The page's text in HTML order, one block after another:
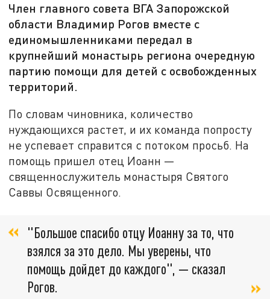
Член главного совета ВГА Запорожской
области Владимир Рогов вместе с
единомышленниками передал в
крупнейший монастырь региона очередную
партию помощи для детей с освобожденных
территорий.
По словам чиновника, количество
нуждающихся растет, и их команда попросту
не успевает справится с потоком просьб. На
помощь пришел отец Иоанн —
священнослужитель монастыря Святого
Саввы Освященного.
"Большое спасибо отцу Иоанну за то, что
взялся за это дело. Мы уверены, что
помощь дойдет до каждого", — сказал
Рогов.